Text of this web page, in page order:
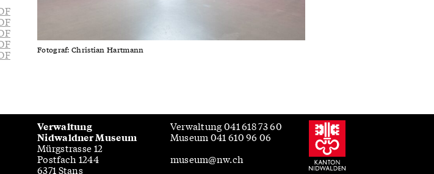
Fotograf: Christian Hartmann
Verwaltung
Nidwaldner Museum
Mürgstrasse 12
Postfach 1244
6371 Stans
Verwaltung041 618 73 60
Museum041 610 96 06
museum@nw.ch